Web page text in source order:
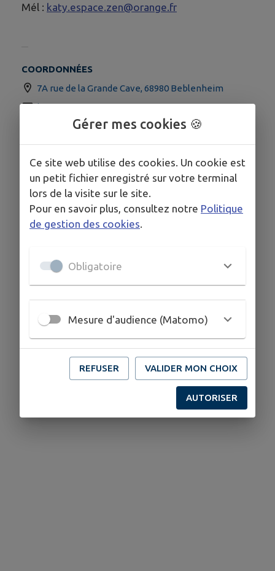
Mél : katy.espace.zen@orange.fr
COORDONNÉES
7A rue de la Grande Cave, 68980 Beblenheim
katy.espace.zen@orange.fr
www.espace-zen.net
06 42 29 35 29
Gérer mes cookies 🍪
Ce site web utilise des cookies. Un cookie est
un petit fichier enregistré sur votre terminal
lors de la visite sur le site.
Pour en savoir plus, consultez notre Politique
de gestion des cookies.
Obligatoire
Mesure d'audience (Matomo)
REFUSER VALIDER MON CHOIX
AUTORISER